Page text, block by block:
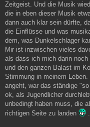
Zeitgeist. Und die Musik
die in eben dieser Musik
dann auch klar sein dürfte,
die Einflüsse und was
dem, was Dunkelschlager
Mir ist inzwischen vieles
als dass ich mich darin
und den ganzen Balast im
Stimmung in meinem
angeht, war das ständige
ok, als Jugendlicher
unbedingt haben muss, die
richtigen Seite zu landen
.